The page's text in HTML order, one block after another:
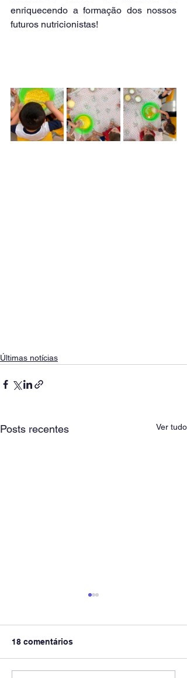
enriquecendo a formação dos nossos
futuros nutricionistas!
Últimas notícias
Posts recentes Ver tudo
18 comentários